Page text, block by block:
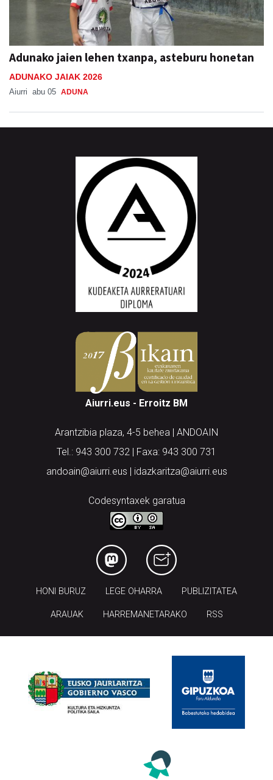
Adunako jaien lehen txanpa, asteburu honetan
ADUNAKO JAIAK 2026
Aiurri abu 05 ADUNA
Aiurri.eus - Erroitz BM
Arantzibia plaza, 4-5 behea | ANDOAIN
Tel.: 943 300 732 | Faxa: 943 300 731
andoain@aiurri.eus | idazkaritza@aiurri.eus
Codesyntaxek garatua
HONI BURUZ LEGE OHARRA PUBLIZITATEA
ARAUAK HARREMANETARAKO RSS